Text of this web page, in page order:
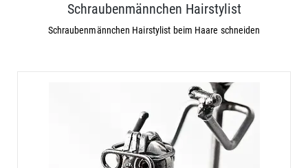
Schraubenmännchen Hairstylist
Schraubenmännchen Hairstylist beim Haare schneiden